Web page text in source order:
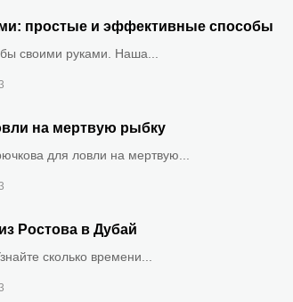
простые и эффективные способы
своими руками. Наша...
на мертвую рыбку
для ловли на мертвую...
Ростова в Дубай
сколько времени...